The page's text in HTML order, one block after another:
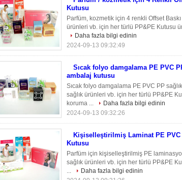
Kutusu
Parfüm, kozmetik için 4 renkli Offset
ürünleri vb. için her türlü PP&PE Kutusu
Daha fazla bilgi edinin
2024-09-13 09:32:49
Sıcak folyo damgalama PE PVC
ambalaj kutusu
Sıcak folyo damgalama PE PVC PP
sağlık ürünleri vb. için her türlü PP&PE
koruma ...
Daha fazla bilgi edinin
2024-09-13 09:32:26
Kişiselleştirilmiş Laminat PE
Kutusu
Parfüm için kişiselleştirilmiş PE
sağlık ürünleri vb. için her türlü PP&PE
...
Daha fazla bilgi edinin